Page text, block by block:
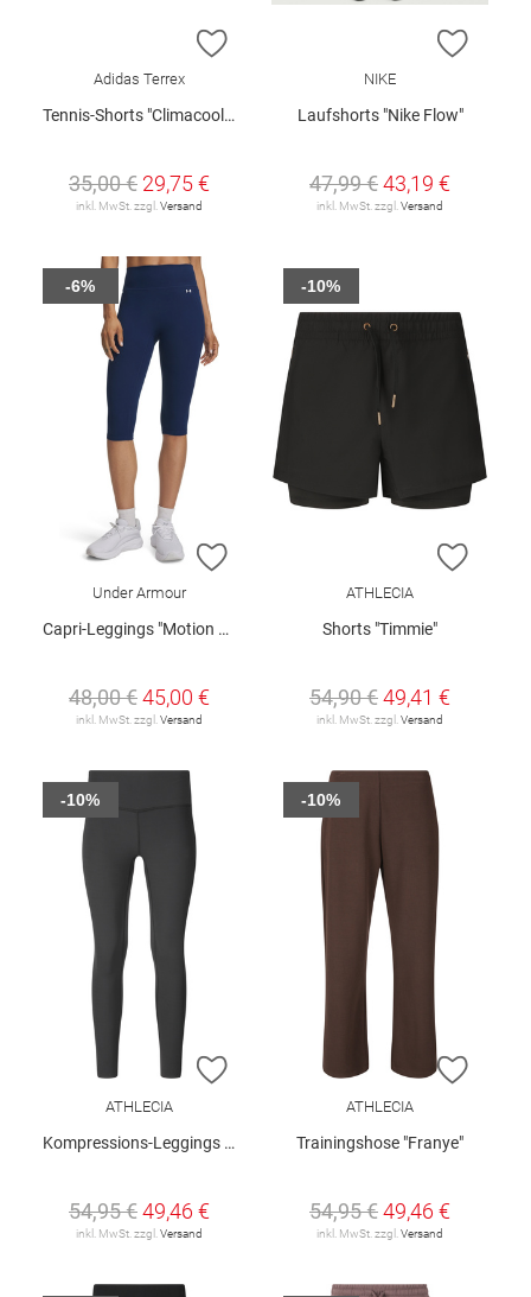
ZUR WUNSCHLISTE HINZUFÜGEN
Adidas Terrex
Tennis-Shorts "Climacool Club"
35,00 € 29,75 €
inkl. MwSt. zzgl. Versand
ZUR
NIKE
Laufshorts "Nike Flow"
47,99 €43,19 €
inkl. MwSt. zzgl. Versand
ZUR WUNSCHLISTE HINZUFÜGEN
Under Armour
Capri-Leggings "Motion Capri"
48,00 €45,00 €
inkl. MwSt. zzgl. Versand
-6%
ZUR
ATHLECIA
Shorts "Timmie"
54,90 €49,41 €
inkl. MwSt. zzgl. Versand
-10%
ZUR WUNSCHLISTE HINZUFÜGEN
ATHLECIA
Kompressions-Leggings "Stay"
54,95 €49,46 €
inkl. MwSt. zzgl. Versand
-10%
ZUR
ATHLECIA
Trainingshose "Franye"
54,95 €49,46 €
inkl. MwSt. zzgl. Versand
-10%